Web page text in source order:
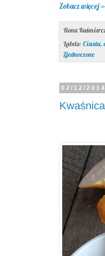
Zobacz więcej »
Ilona
Labels: Ciasta,
Zjednoczone
02/12/